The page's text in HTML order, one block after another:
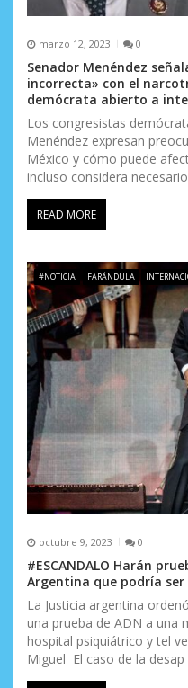
a
s
marzo 12, 2023 0
Senador Menéndez
incorrecta» con el
demócrata abierto a
Los congresistas
Menéndez expresan
México y cómo puede
incluso considera
READ MORE
#NOTICIA FARÁNDULA
octubre 9, 2023 0
#ESCANDALO Harán
Argentina que podría
La Justicia argentina
una prueba de ADN a una
hospital psiquiátrico y tel
Miguel El caso de la desap